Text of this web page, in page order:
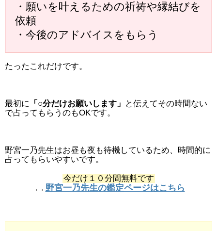
・願いを叶えるための祈祷や縁結びを
依頼
・今後のアドバイスをもらう
たったこれだけです。
最初に 「○分だけお願いします」
と伝えてその時間ない
で占ってもらうのもOKです。
野宮一乃先生はお昼も夜も待機しているため、時間的に
占ってもらいやすいです。
今だけ１０分間無料です
→→ 野宮一乃先生の鑑定ページはこちら